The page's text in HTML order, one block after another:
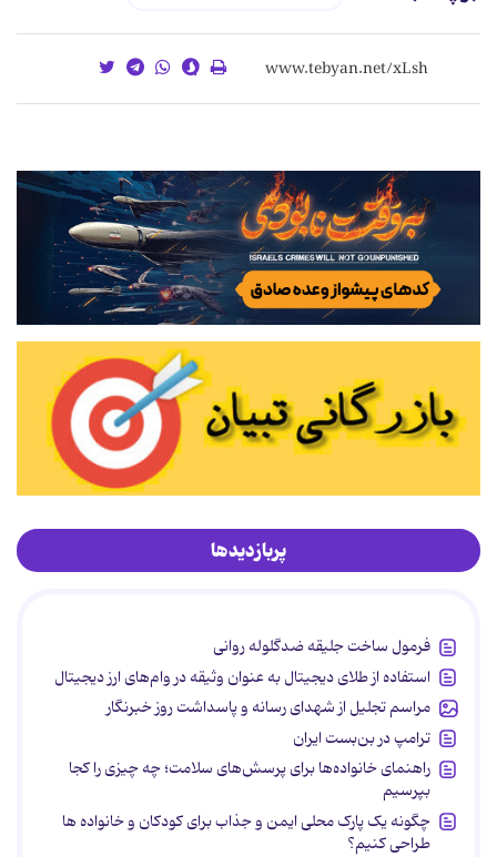
پربازدیدها
فرمول ساخت جلیقه ضدگلوله روانی
استفاده از طلای دیجیتال به عنوان وثیقه در وام‌های ارز دیجیتال
مراسم تجلیل از شهدای رسانه و پاسداشت روز خبرنگار
ترامپ در بن‌بست ایران
راهنمای خانواده‌ها برای پرسش‌های سلامت؛ چه چیزی را کجا
بپرسیم
چگونه یک پارک محلی ایمن و جذاب برای کودکان و خانواده ها
طراحی کنیم؟